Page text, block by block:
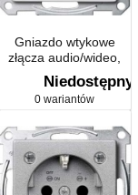
Gniazdo wtykowe
złącza audio/wideo,
biel polarna system M
Niedostępny
0 wariantów